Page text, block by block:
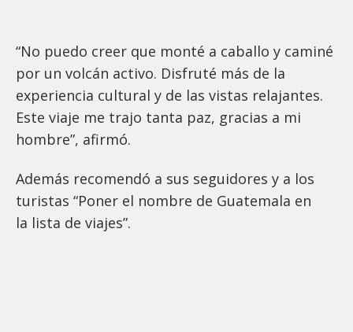
“No puedo creer que monté a caballo y caminé
por un volcán activo. Disfruté más de la
experiencia cultural y de las vistas relajantes.
Este viaje me trajo tanta paz, gracias a mi
hombre”, afirmó.
Además recomendó a sus seguidores y a los
turistas “Poner el nombre de Guatemala en
la lista de viajes”.